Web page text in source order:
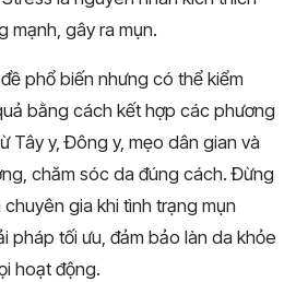
mạnh, gây ra mụn.
phổ biến nhưng có thể kiểm
bằng cách kết hợp các phương
Tây y, Đông y, mẹo dân gian và
chăm sóc da đúng cách. Đừng
gia khi tình trạng mụn
pháp tối ưu, đảm bảo làn da khỏe
hoạt động.